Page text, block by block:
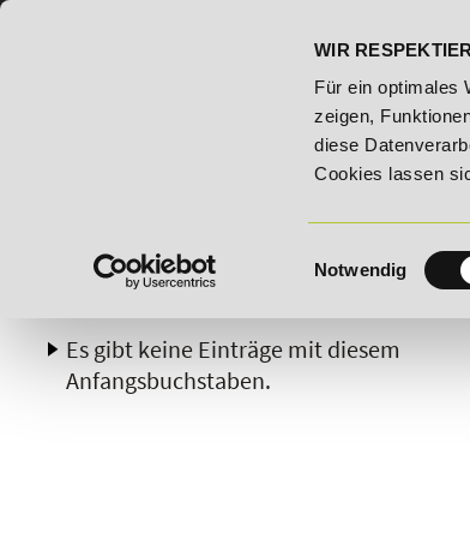
WIR
Für ein optimales
zeigen,
diese
Cookies lassen
Notwendig
20% Rabatt bis 03.09.2026 -
B C G
Es gibt keine Einträge mit diesem
Anfangsbuchstaben.